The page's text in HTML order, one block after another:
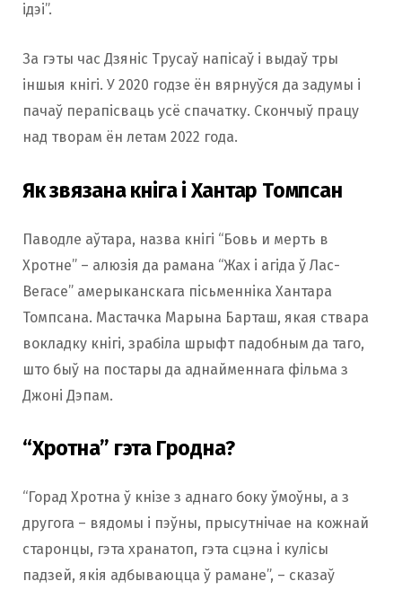
ідэі”.
За гэты час Дзяніс Трусаў напісаў і выдаў тры
іншыя кнігі. У 2020 годзе ён вярнуўся да задумы і
пачаў перапісваць усё спачатку. Скончыў працу
над творам ён летам 2022 года.
Як звязана кніга і Хантар Томпсан
Паводле аўтара, назва кнігі “Бовь и мерть в
Хротне” – алюзія да рамана “Жах і агіда ў Лас-
Вегасе” амерыканскага пісьменніка Хантара
Томпсана. Мастачка Марына Барташ, якая ствара
вокладку кнігі, зрабіла шрыфт падобным да таго,
што быў на постары да аднайменнага фільма з
Джоні Дэпам.
“Хротна” гэта Гродна?
“Горад Хротна ў кнізе з аднаго боку ўмоўны, а з
другога – вядомы і пэўны, прысутнічае на кожнай
старонцы, гэта хранатоп, гэта сцэна і кулісы
падзей, якія адбываюцца ў рамане”, – сказаў